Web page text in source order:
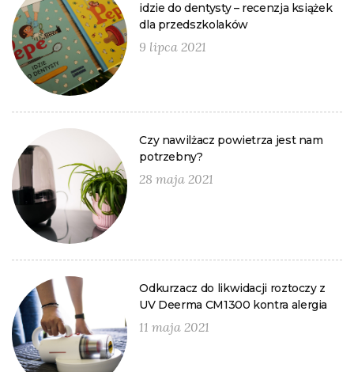
idzie do dentysty – recenzja książek
dla przedszkolaków
9 lipca 2021
Czy nawilżacz powietrza jest nam
potrzebny?
28 maja 2021
Odkurzacz do likwidacji roztoczy z
UV Deerma CM1300 kontra alergia
11 maja 2021